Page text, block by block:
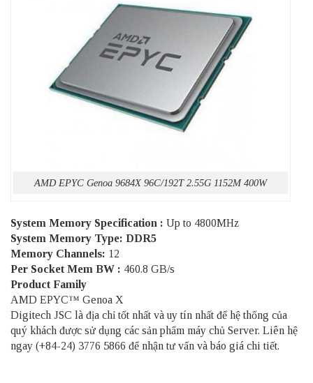
AMD EPYC Genoa 9684X 96C/192T 2.55G 1152M 400W
System Memory Specification : Up to 4800MHz
System Memory Type: DDR5
Memory Channels: 12
Per Socket Mem BW : 460.8 GB/s
Product Family
AMD EPYC™ Genoa X
Digitech JSC là địa chỉ tốt nhất và uy tín nhất để hệ thống của
quý khách được sử dụng các sản phẩm máy chủ Server. Liên hệ
ngay (+84-24) 3776 5866 để nhận tư vấn và báo giá chi tiết.